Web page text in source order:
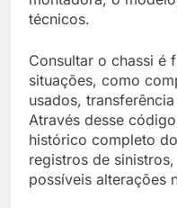
técnicos.
Consultar o chassi é
situações, como
usados,
Através desse
histórico completo
registros de
possíveis alterações